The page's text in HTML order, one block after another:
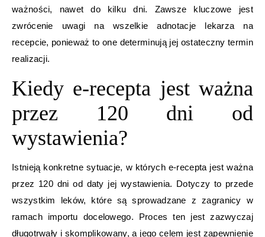
ważności, nawet do kilku dni. Zawsze kluczowe jest
zwrócenie uwagi na wszelkie adnotacje lekarza na
recepcie, ponieważ to one determinują jej ostateczny termin
realizacji.
Kiedy e-recepta jest ważna
przez 120 dni od
wystawienia?
Istnieją konkretne sytuacje, w których e-recepta jest ważna
przez 120 dni od daty jej wystawienia. Dotyczy to przede
wszystkim leków, które są sprowadzane z zagranicy w
ramach importu docelowego. Proces ten jest zazwyczaj
długotrwały i skomplikowany, a jego celem jest zapewnienie